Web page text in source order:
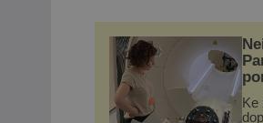
Ke